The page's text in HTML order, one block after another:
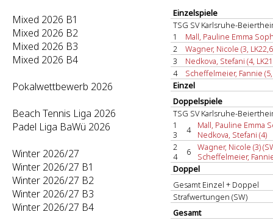
Mixed 2026 B1
Mixed 2026 B2
Mixed 2026 B3
Mixed 2026 B4
Pokalwettbewerb 2026
Beach Tennis Liga 2026
Padel Liga BaWü 2026
Winter 2026/27
Winter 2026/27 B1
Winter 2026/27 B2
Winter 2026/27 B3
Winter 2026/27 B4
Einzelspiele
TSG SV Karlsruhe-
1
Mall, Pauline Emma
2
Wagner, Nicole (3,
3
Nedkova, Stefani (4,
4
Scheffelmeier, Fannie (5,
Einzel
Doppelspiele
TSG SV Karlsruhe-
1
3
4
Mall, Pauline Emma
Nedkova, Stefani (4)
2
4
6
Wagner, Nicole (3)
Scheffelmeier,
Doppel
Gesamt Einzel + Doppel
Strafwertungen (SW)
Gesamt